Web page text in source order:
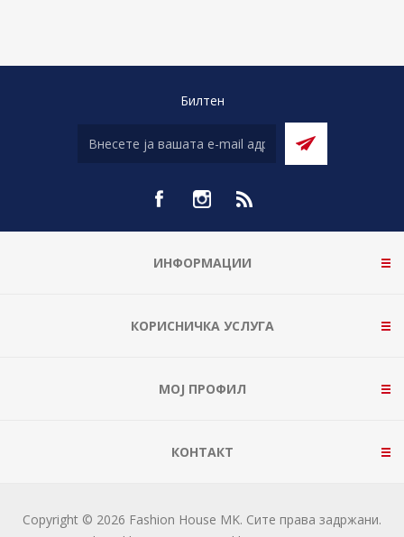
Билтен
ИНФОРМАЦИИ
КОРИСНИЧКА УСЛУГА
МОЈ ПРОФИЛ
КОНТАКТ
Copyright © 2026 Fashion House MK. Сите права задржани.